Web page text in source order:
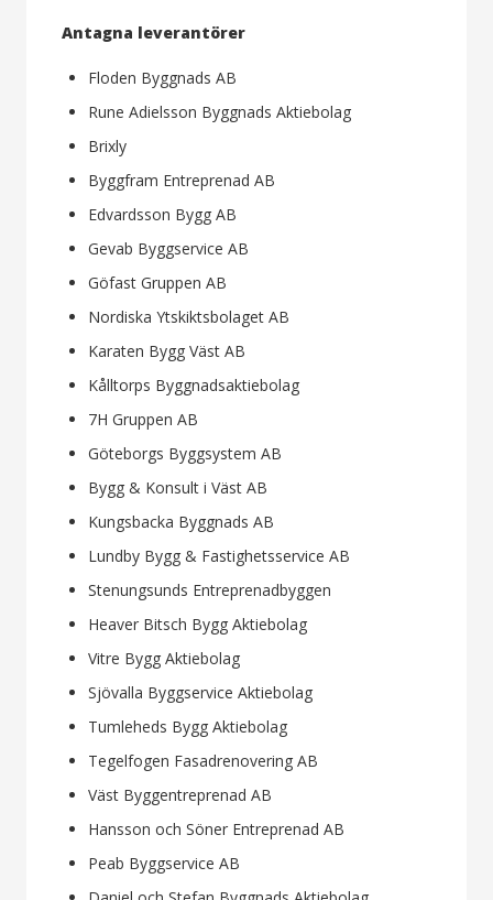
Antagna leverantörer
Floden Byggnads AB
Rune Adielsson Byggnads Aktiebolag
Brixly
Byggfram Entreprenad AB
Edvardsson Bygg AB
Gevab Byggservice AB
Göfast Gruppen AB
Nordiska Ytskiktsbolaget AB
Karaten Bygg Väst AB
Kålltorps Byggnadsaktiebolag
7H Gruppen AB
Göteborgs Byggsystem AB
Bygg & Konsult i Väst AB
Kungsbacka Byggnads AB
Lundby Bygg & Fastighetsservice AB
Stenungsunds Entreprenadbyggen
Heaver Bitsch Bygg Aktiebolag
Vitre Bygg Aktiebolag
Sjövalla Byggservice Aktiebolag
Tumleheds Bygg Aktiebolag
Tegelfogen Fasadrenovering AB
Väst Byggentreprenad AB
Hansson och Söner Entreprenad AB
Peab Byggservice AB